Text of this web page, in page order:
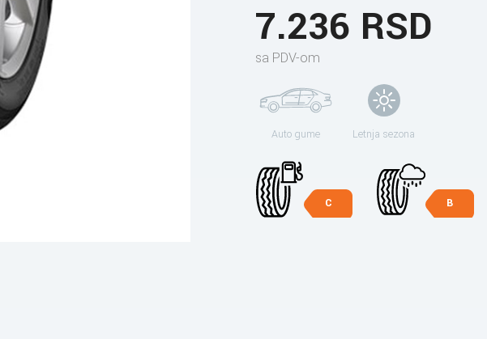
7.236 RSD
sa PDV-om
Auto gume Letnja sezona
C B